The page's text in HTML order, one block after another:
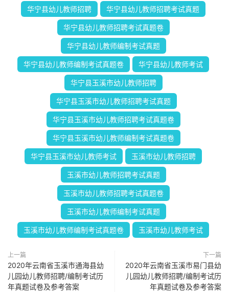
华宁县幼儿教师招聘 华宁县幼儿教师招聘考试真题
华宁县幼儿教师招聘考试真题卷
华宁县幼儿教师编制考试真题
华宁县幼儿教师编制考试真题卷 华宁县幼儿教师考试
华宁县玉溪市幼儿教师招聘
华宁县玉溪市幼儿教师招聘考试真题
华宁县玉溪市幼儿教师招聘考试真题卷
华宁县玉溪市幼儿教师编制考试真题卷
华宁县玉溪市幼儿教师考试 玉溪市幼儿教师招聘
玉溪市幼儿教师招聘考试真题
玉溪市幼儿教师招聘考试真题卷
玉溪市幼儿教师编制考试真题
玉溪市幼儿教师编制考试真题卷 玉溪市幼儿教师考试
上一篇
2020年云南省玉溪市通海县幼
儿园幼儿教师招聘/编制考试历
年真题试卷及参考答案
下一篇
2020年云南省玉溪市易门县幼
儿园幼儿教师招聘/编制考试历
年真题试卷及参考答案